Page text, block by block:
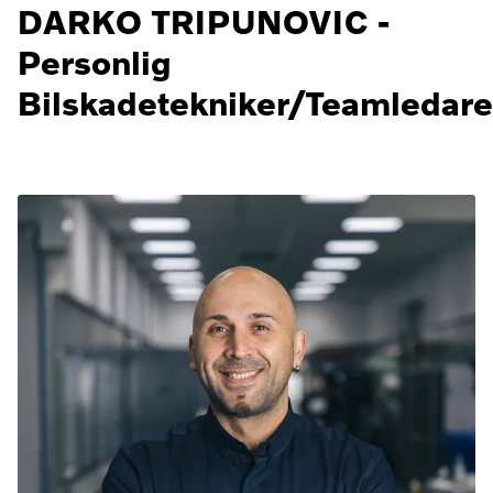
DARKO TRIPUNOVIC -
Personlig
Bilskadetekniker/Teamledare